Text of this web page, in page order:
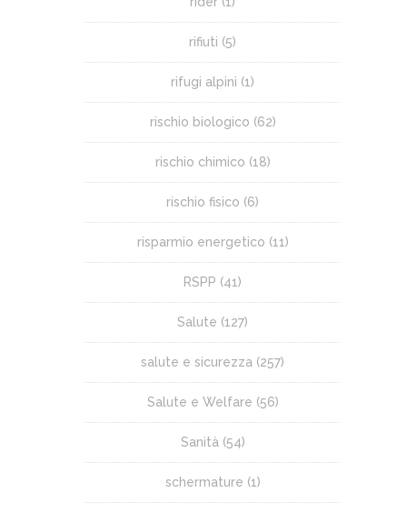
rifiuti (5)
rifugi alpini (1)
rischio biologico (62)
rischio chimico (18)
rischio fisico (6)
risparmio energetico (11)
RSPP (41)
Salute (127)
salute e sicurezza (257)
Salute e Welfare (56)
Sanità (54)
schermature (1)